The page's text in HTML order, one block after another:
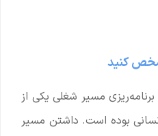
مسیر شغلی یکی از
بوده است. داشتن مسیر